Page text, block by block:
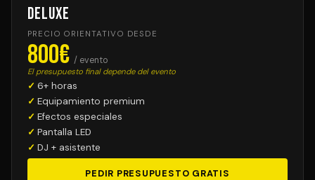
Deluxe
PRECIO ORIENTATIVO DESDE
800€ / evento
El presupuesto final depende del evento
6+ horas
Equipamiento premium
Efectos especiales
Pantalla LED
DJ + asistente
PEDIR PRESUPUESTO GRATIS